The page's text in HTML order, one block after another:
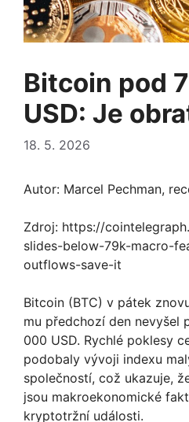
Bitcoin pod
USD: Je
18. 5. 2026
Autor: Marcel Pechman,
Zdroj: https://
slides-below-79k-macro-
outflows-save-it
Bitcoin (BTC) v pátek
mu předchozí den nevyšel
000 USD. Rychlé poklesy
podobaly vývoji indexu
společností, což ukazuje,
jsou makroekonomické
kryptotržní události.